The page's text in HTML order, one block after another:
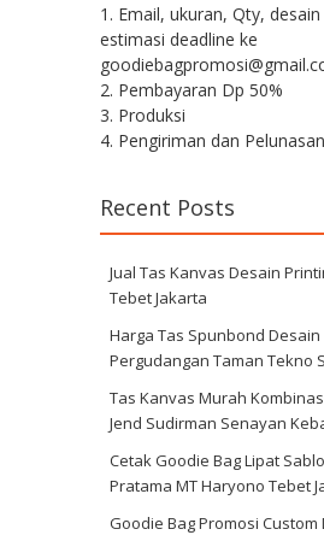
1. Email, ukuran, Qty,
estimasi deadline ke
2. Pembayaran Dp 50%
3. Produksi
4. Pengiriman dan Pelunasan
Recent Posts
Jual Tas Kanvas Desain
Tebet Jakarta
Harga Tas Spunbond Desain
Pergudangan Taman Tekno
Tas Kanvas Murah
Jend Sudirman Senayan
Cetak Goodie Bag Lipat
Pratama MT Haryono Tebet
Goodie Bag Promosi